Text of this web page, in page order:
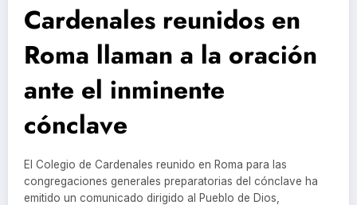
Cardenales reunidos en
Roma llaman a la oración
ante el inminente
cónclave
El Colegio de Cardenales reunido en Roma para las
congregaciones generales preparatorias del cónclave ha
emitido un comunicado dirigido al Pueblo de Dios,